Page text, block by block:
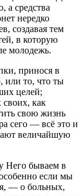
а средства
нередко
создавая тем
в которую
молодежь.
принося в
или то, что ты
целей;
своих, как
свою жизнь
сего — всё это и
величайшую
Него бываем в
если мы
— о больных,